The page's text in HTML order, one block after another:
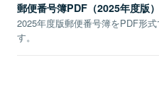
郵便番号簿PDF（2025年度版）
2025年度版郵便番号簿をPDF形
す。